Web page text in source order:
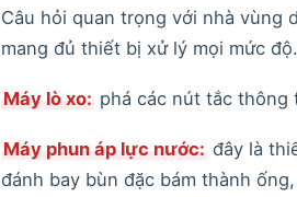
Câu hỏi quan trọng với nhà vùng
mang đủ thiết bị xử lý mọi mức độ.
Máy lò xo: phá các nút tắc thông
Máy phun áp lực nước: đây là
đánh bay bùn đặc bám thành